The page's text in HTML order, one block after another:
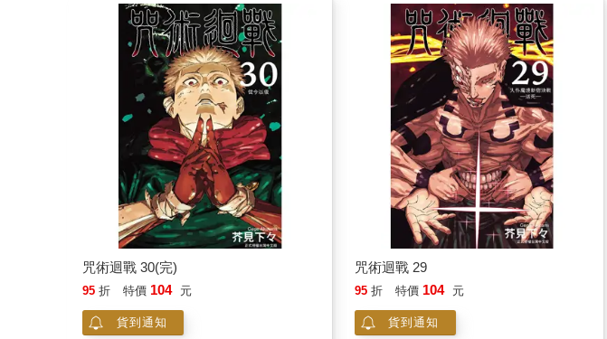
咒術迴戰 30(完)
95 折 特價 104 元
貨到通知
咒術迴戰 29
95 折 特價 104 元
貨到通知